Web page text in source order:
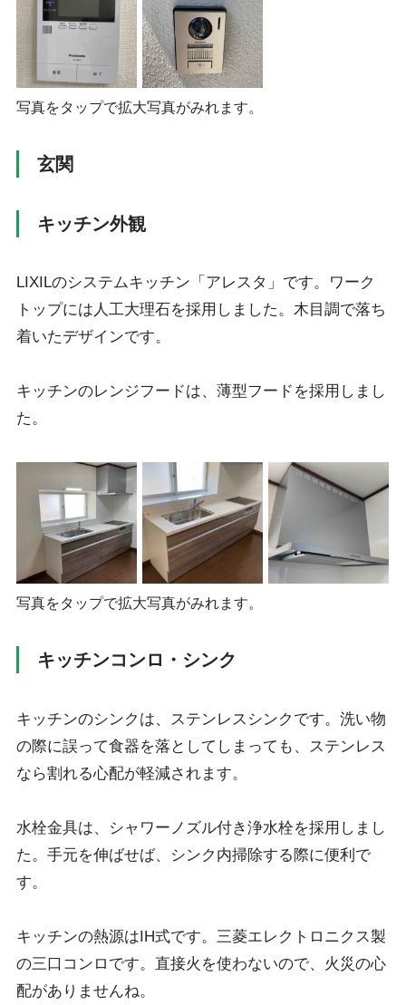
写真をタップで拡大写真がみれます。
玄関
キッチン外観
LIXILのシステムキッチン「アレスタ」です。ワーク
トップには人工大理石を採用しました。木目調で落ち
着いたデザインです。
キッチンのレンジフードは、薄型フードを採用しまし
た。
写真をタップで拡大写真がみれます。
キッチンコンロ・シンク
キッチンのシンクは、ステンレスシンクです。洗い物
の際に誤って食器を落としてしまっても、ステンレス
なら割れる心配が軽減されます。
水栓金具は、シャワーノズル付き浄水栓を採用しまし
た。手元を伸ばせば、シンク内掃除する際に便利で
す。
キッチンの熱源はIH式です。三菱エレクトロニクス製
の三口コンロです。直接火を使わないので、火災の心
配がありませんね。